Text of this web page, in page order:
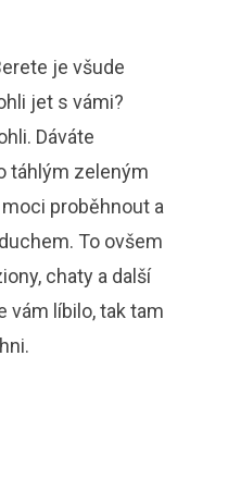
je všude
jet s vámi?
Dáváte
táhlým zeleným
proběhnout a
To ovšem
chaty a další
vám líbilo, tak tam